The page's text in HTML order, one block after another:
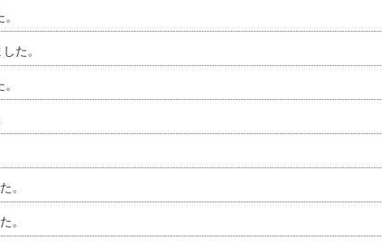
た。
。
。